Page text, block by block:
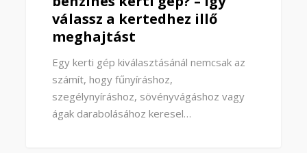
válassz a kertedhez illő
meghajtást
Egy kerti gép kiválasztásánál nemcsak az
számít, hogy fűnyíráshoz,
szegélynyíráshoz, sövényvágáshoz vagy
ágak darabolásához keresel…